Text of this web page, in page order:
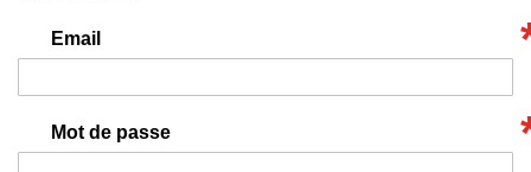
Email
Mot de passe